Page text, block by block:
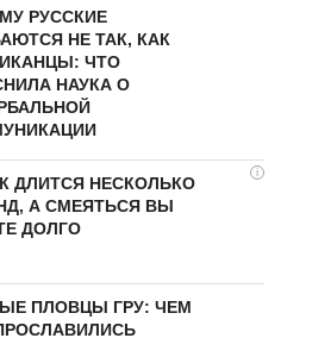
РУССКИЕ
НЕ ТАК, КАК
ЧТО
НАУКА О
i
ДЛИТСЯ НЕСКОЛЬКО
А СМЕЯТЬСЯ ВЫ
ДОЛГО
ПЛОВЦЫ ГРУ: ЧЕМ